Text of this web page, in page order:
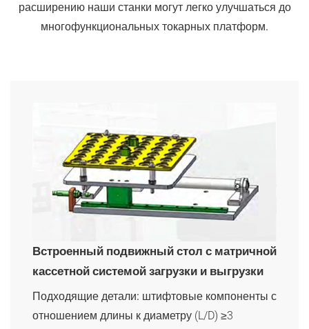
расширению наши станки могут легко улучшаться до
многофункциональных токарных платформ.
Встроенный подвижный стол с матричной
кассетной системой загрузки и выгрузки
Подходящие детали: штифтовые компоненты с
отношением длины к диаметру (L/D) ≥3